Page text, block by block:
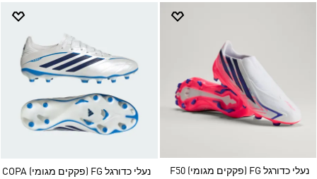
נעלי כדורגל FG (פקקים מגומי) F50
נעלי כדורגל FG (פקקים מגומי) ‏COPA